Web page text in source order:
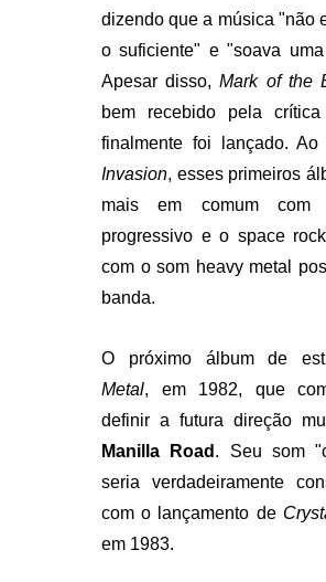
dizendo que a música "não
o suficiente" e "soava uma
Apesar disso,Mark of the
bem recebido pela crítica
finalmente foi lançado.
Invasion, esses primeiros
mais em comum
progressivo e o space
com o som heavy metal
banda.
O próximo álbum de
Metal, em 1982, que
definir a futura direção
Manilla Road . Seu som
seria verdadeiramente
com o lançamento de
em 1983.